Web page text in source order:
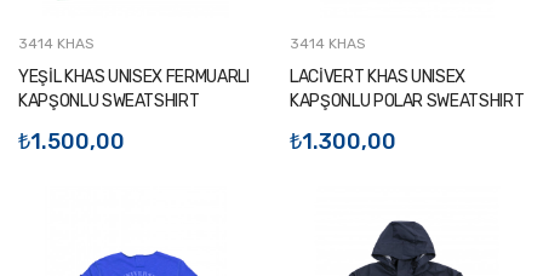
3414 KHAS
YEŞİL KHAS UNISEX FERMUARLI
KAPŞONLU SWEATSHIRT
₺1.500,00
3414 KHAS
LACİVERT KHAS UNISEX
KAPŞONLU POLAR SWEATSHIRT
₺1.300,00